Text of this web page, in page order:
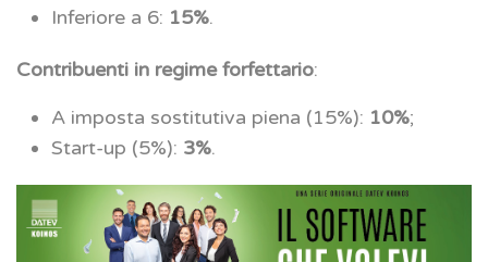
Inferiore a 6: 15%.
Contribuenti in regime forfettario:
A imposta sostitutiva piena (15%): 10%;
Start-up (5%): 3%.